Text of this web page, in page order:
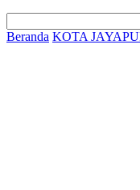
Beranda KOTA